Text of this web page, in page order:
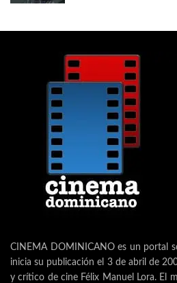
CINEMA DOMINICANO es un portal
inicia su publicación el 3 de abril de
y crítico de cine Félix Manuel Lora. El